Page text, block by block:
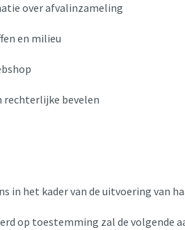
over afvalinzameling
en milieu
rechterlijke bevelen
in het kader van de uitvoering van
op toestemming zal de